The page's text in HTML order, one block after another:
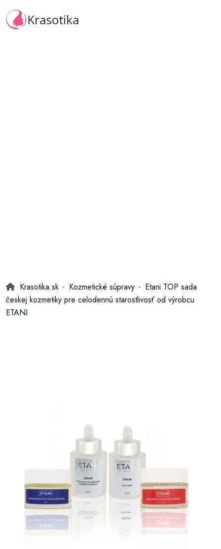
Krasotika.sk Kozmetické súpravy
Etani TOP sada
českej kozmetiky pre celodennú starostlivosť od výrobcu
ETANI